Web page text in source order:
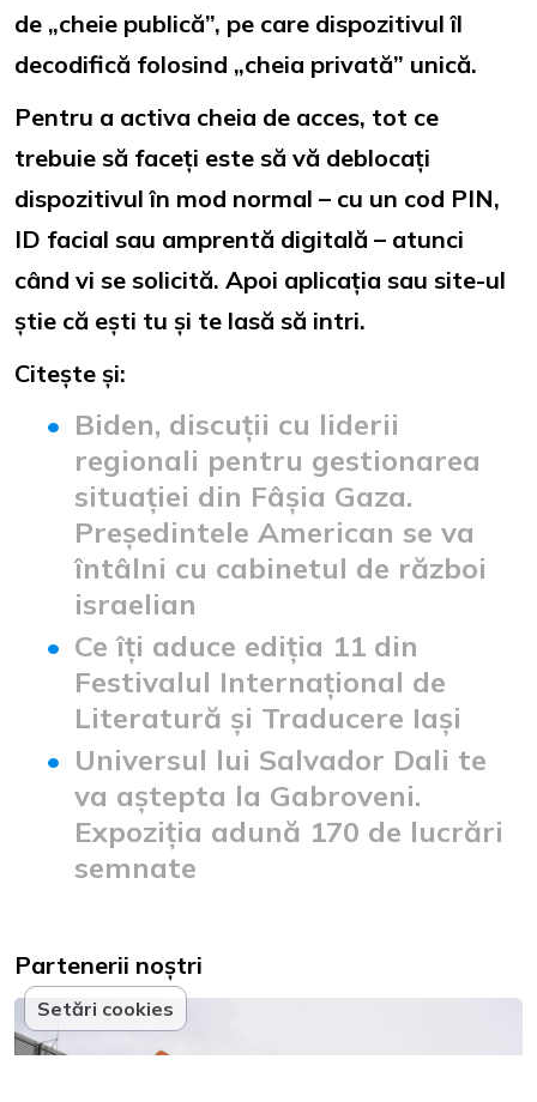
de „cheie publică”, pe care dispozitivul îl
decodifică folosind „cheia privată” unică.
Pentru a activa cheia de acces, tot ce
trebuie să faceți este să vă deblocați
dispozitivul în mod normal – cu un cod PIN,
ID facial sau amprentă digitală – atunci
când vi se solicită. Apoi aplicația sau site-ul
știe că ești tu și te lasă să intri.
Citește și:
Biden, discuții cu liderii
regionali pentru gestionarea
situației din Fâșia Gaza.
Președintele American se va
întâlni cu cabinetul de război
israelian
Ce îți aduce ediția 11 din
Festivalul Internațional de
Literatură și Traducere Iași
Universul lui Salvador Dali te
va aștepta la Gabroveni.
Expoziția adună 170 de lucrări
semnate
Partenerii noștri
Setări cookies